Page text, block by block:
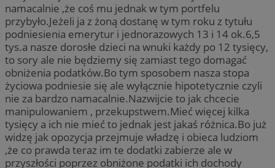
namacalnie ,że coś mu jednak w tym portfelu
przybyło.Jeżeli ja z żoną dostanę w tym roku z tytułu
podniesienia emerytur i jednorazowych 13 i 14 ok.6,5
tys.a nasze dorosłe dzieci na wnuki każdy po 12 tysięcy,
to sory ale nie będziemy się zamiast tego domagać
obniżenia podatków.Bo tym sposobem nasza stopa
życiowa podniesie się ale wyłącznie hipotetycznie czyli
nie za bardzo namacalnie.Nazwijcie to jak chcecie
manipulowaniem , przekupstwem.Mieć więcej kilka
tysięcy a ich nie mieć to jednak jest jakaś różnica.Bo już
widzę jak opozycja przejmuje władzę i obieca ludziom
,że co prawda teraz im te dodatki zabierze ale w
przyszłości poprzez obniżone podatki ich dochody